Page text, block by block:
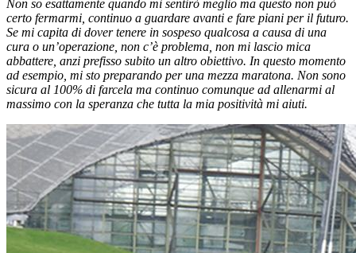
Non so esattamente quando mi sentirò meglio ma questo non può
certo fermarmi, continuo a guardare avanti e fare piani per il futuro.
Se mi capita di dover tenere in sospeso qualcosa a causa di una
cura o un’operazione, non c’è problema, non mi lascio mica
abbattere, anzi prefisso subito un altro obiettivo. In questo momento
ad esempio, mi sto preparando per una mezza maratona. Non sono
sicura al 100% di farcela ma continuo comunque ad allenarmi al
massimo con la speranza che tutta la mia positività mi aiuti.